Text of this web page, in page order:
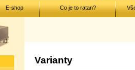
Varianty
E-shop Co je to ratan?